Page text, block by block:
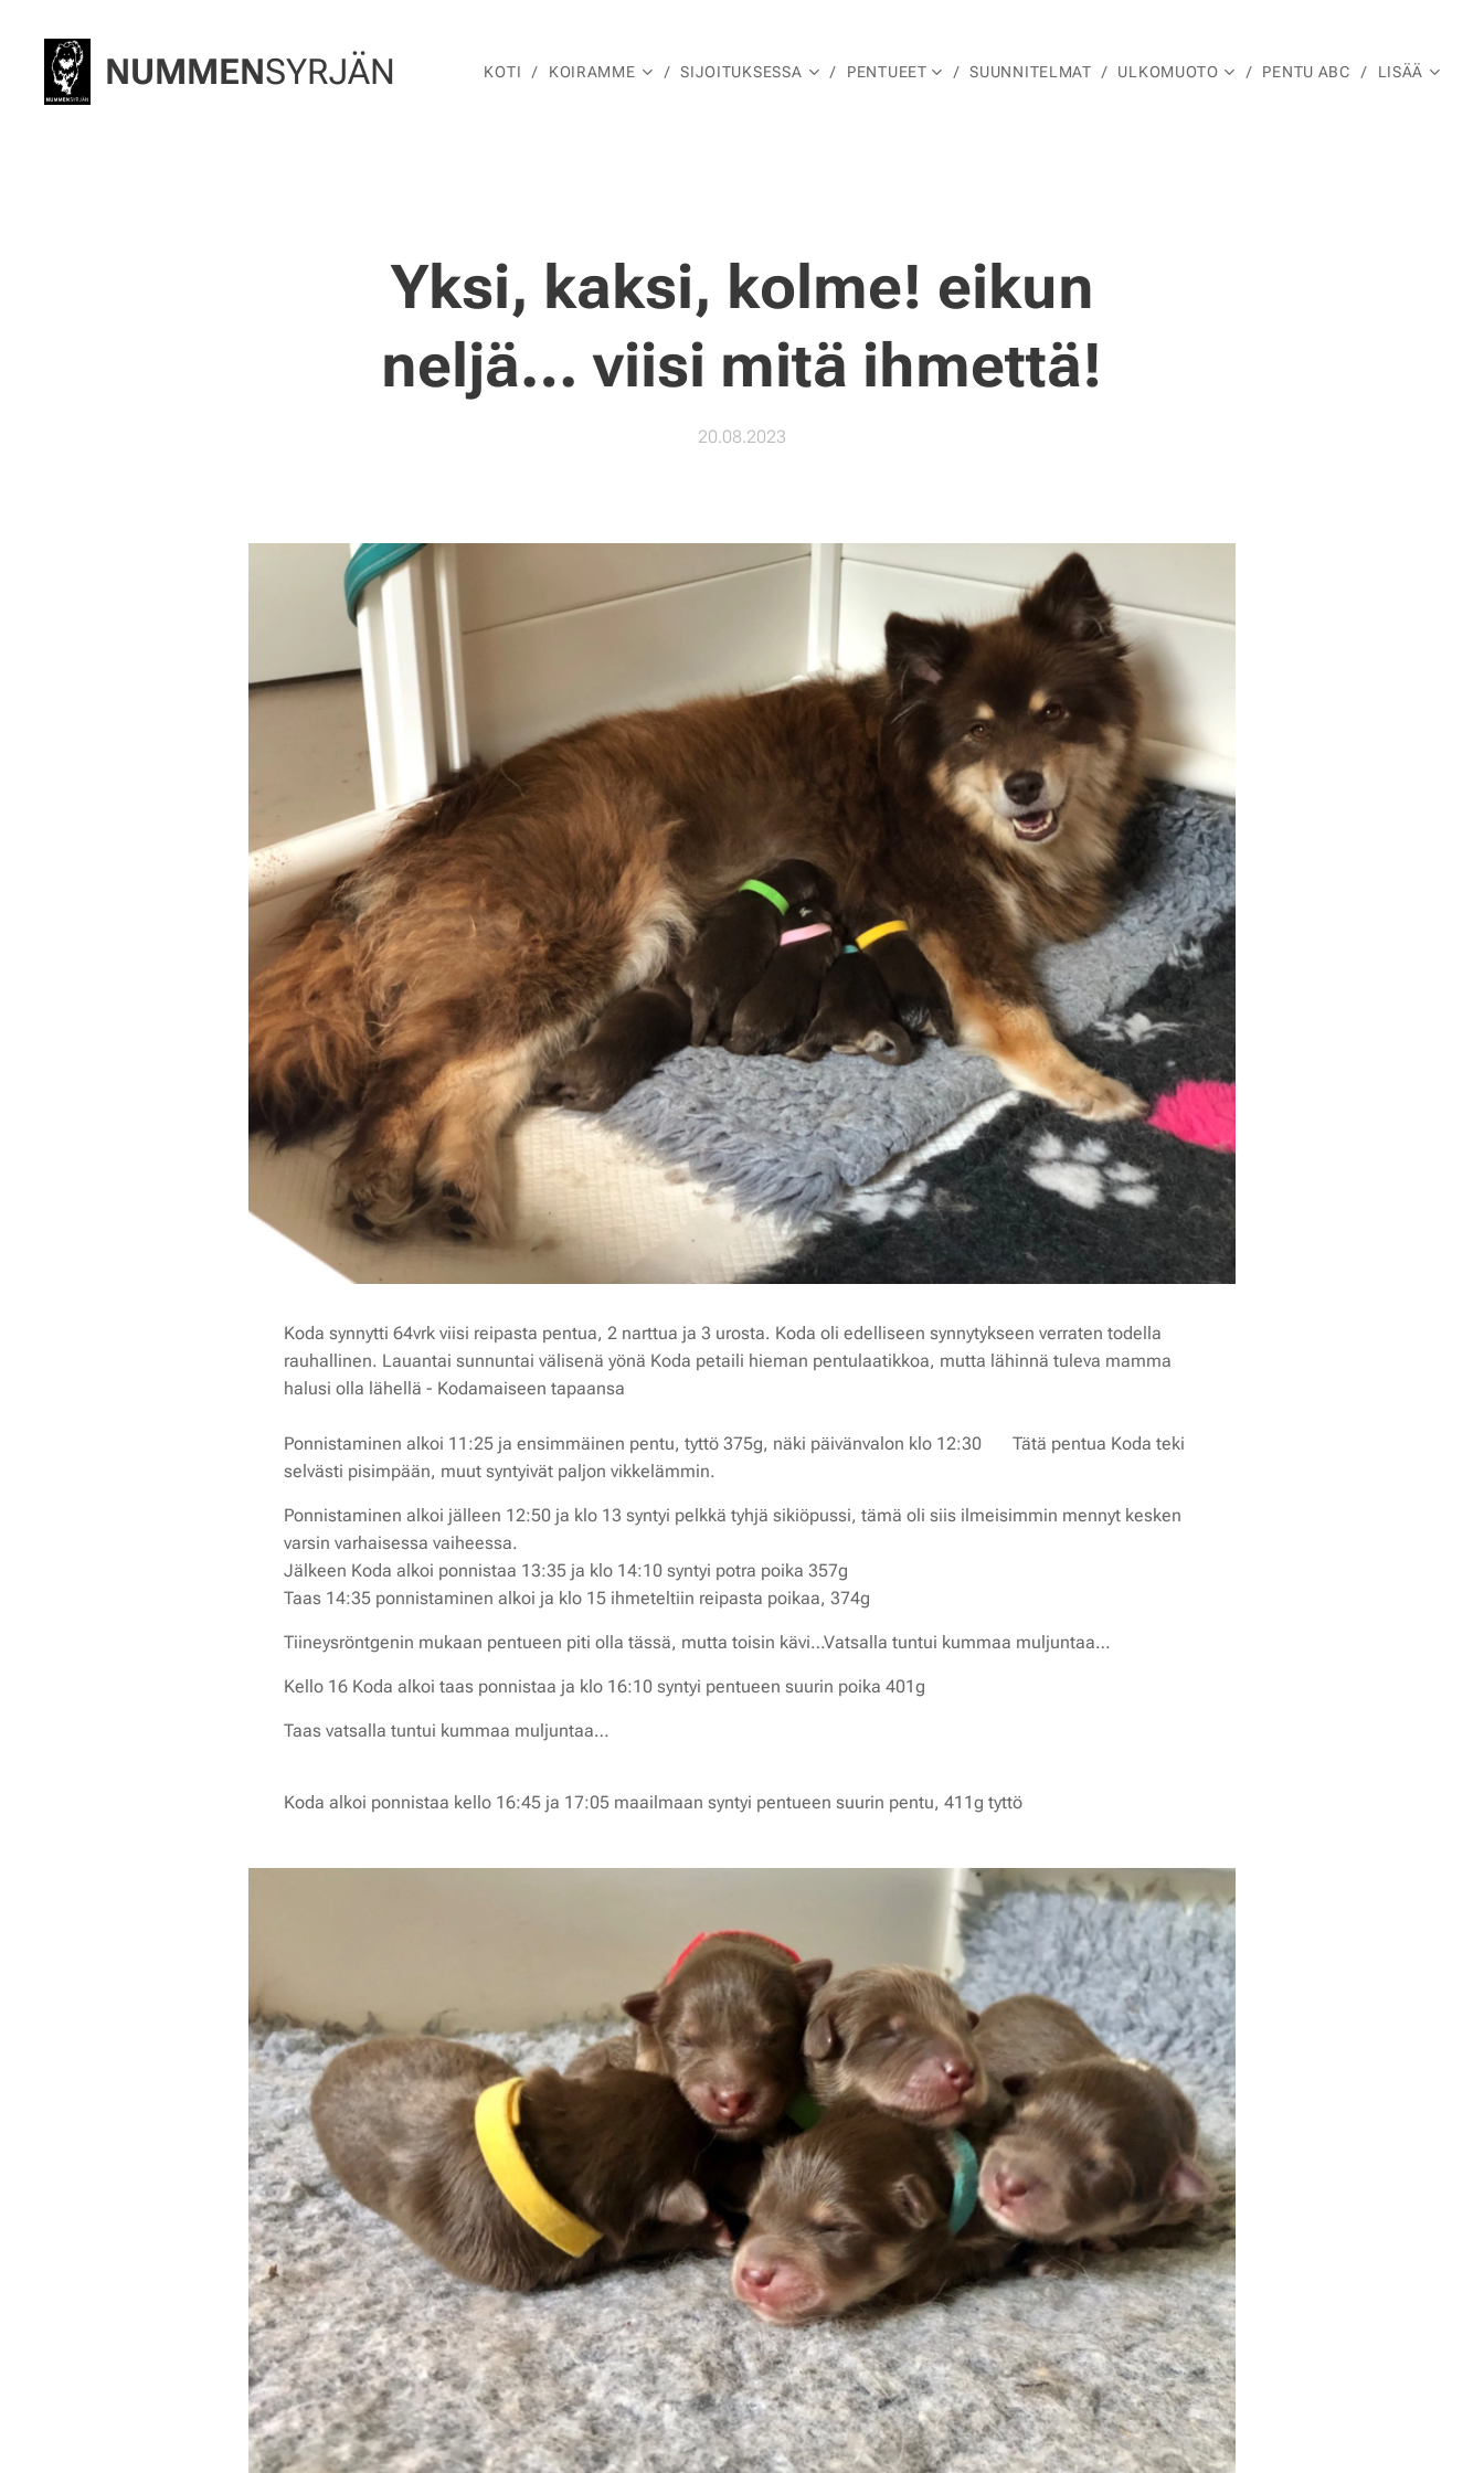
NUMMENSYRJÄN KOTI KOIRAMME SIJOITUKSESSA PENTUEET SUUNNITELMAT ULKOMUOTO PENTU ABC LISÄÄ
Yksi, kaksi, kolme! eikun
neljä… viisi mitä ihmettä!
20.08.2023
Koda synnytti 64vrk viisi reipasta pentua, 2 narttua ja 3 urosta. Koda oli edelliseen synnytykseen verraten todella
rauhallinen. Lauantai sunnuntai välisenä yönä Koda petaili hieman pentulaatikkoa, mutta lähinnä tuleva mamma
halusi olla lähellä - Kodamaiseen tapaansa ❤️
Ponnistaminen alkoi 11:25 ja ensimmäinen pentu, tyttö 375g, näki päivänvalon klo 12:30 💛 Tätä pentua Koda teki
selvästi pisimpään, muut syntyivät paljon vikkelämmin.
Ponnistaminen alkoi jälleen 12:50 ja klo 13 syntyi pelkkä tyhjä sikiöpussi, tämä oli siis ilmeisimmin mennyt kesken
varsin varhaisessa vaiheessa.
Jälkeen Koda alkoi ponnistaa 13:35 ja klo 14:10 syntyi potra poika 357g 💙
Taas 14:35 ponnistaminen alkoi ja klo 15 ihmeteltiin reipasta poikaa, 374g 💚
Tiineysröntgenin mukaan pentueen piti olla tässä, mutta toisin kävi…Vatsalla tuntui kummaa muljuntaa…
Kello 16 Koda alkoi taas ponnistaa ja klo 16:10 syntyi pentueen suurin poika 401g ❤️
Taas vatsalla tuntui kummaa muljuntaa…
Koda alkoi ponnistaa kello 16:45 ja 17:05 maailmaan syntyi pentueen suurin pentu, 411g tyttö 💖